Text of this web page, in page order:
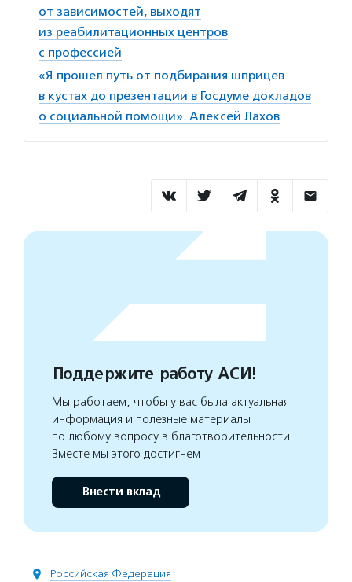
от зависимостей, выходят
из реабилитационных центров
с профессией
«Я прошел путь от подбирания шприцев
в кустах до презентации в Госдуме докладов
о социальной помощи». Алексей Лахов
Поддержите работу АСИ!
Мы работаем, чтобы у вас была актуальная
информация и полезные материалы
по любому вопросу в благотворительности.
Вместе мы этого достигнем
Внести вклад
Российская Федерация